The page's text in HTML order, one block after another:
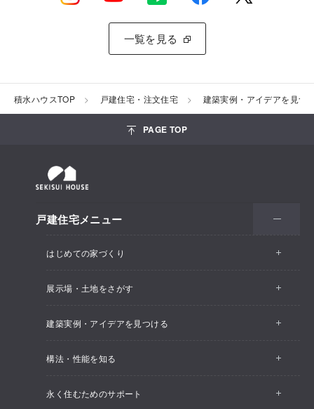
一覧を見る
積水ハウスTOP 戸建住宅・注文住宅 建築実例・アイデアを見つ
PAGE TOP
戸建住宅メニュー
はじめての家づくり
展示場・土地をさがす
建築実例・アイデアを見つける
構法・性能を知る
永く住むためのサポート